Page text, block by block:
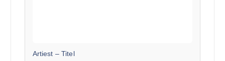
Artiest – Titel